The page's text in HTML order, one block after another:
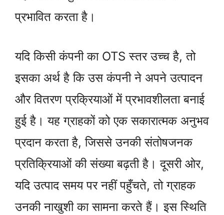
प्रभावित करता है।
यदि किसी कंपनी का OTS स्तर उच्च है, तो
इसका अर्थ है कि उस कंपनी ने अपने उत्पादन
और वितरण प्रक्रियाओं में प्रभावशीलता बनाई
हुई है। यह ग्राहकों को एक सकारात्मक अनुभव
प्रदान करता है, जिससे उनकी संतोषजनक
प्रतिक्रियाओं की संख्या बढ़ती है। दूसरी ओर,
यदि उत्पाद समय पर नहीं पहुँचते, तो ग्राहक
उनकी नाखुशी का सामना करते हैं। इस स्थिति